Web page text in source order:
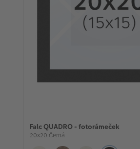
Falc QUADRO - fotorámeček
20x20 Černá